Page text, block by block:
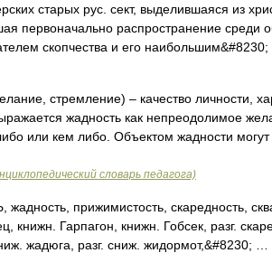
старых рус. сект, выделившаяся из
первоначально распространение среди
скопчества и его наибольшим&#8230;
стремление) – качество личности,
жадность как непреодолимое
или кем либо. Объектом жадности
словарь педагога)
прижимистость, скаредность,
Гарпагон, книжн. Гобсек, разг.
жадюга, разг. сниж. жидормот,&#8230; …